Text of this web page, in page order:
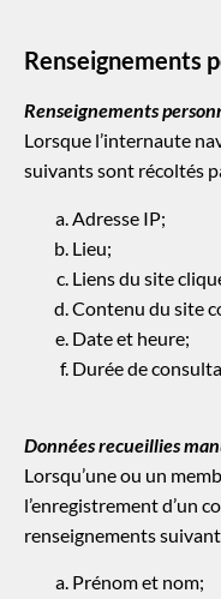
Renseignements
Renseignements
Lorsque l’internaute
suivants sont récoltés
Adresse IP;
Lieu;
Liens du site
Contenu du site
Date et heure;
Durée de
Données recueillies
Lorsqu’une ou un
l’enregistrement d’un
renseignements
Prénom et nom;